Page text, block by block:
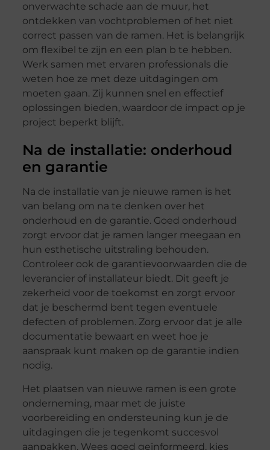
onverwachte schade aan de muur, het
ontdekken van vochtproblemen of het niet
correct passen van de ramen. Het is belangrijk
om flexibel te zijn en een plan b te hebben.
Werk samen met ervaren professionals die
weten hoe ze met deze uitdagingen om
moeten gaan. Zij kunnen snel en effectief
oplossingen bieden, waardoor de impact op je
project beperkt blijft.
Na de installatie: onderhoud
en garantie
Na de installatie van je nieuwe ramen is het
van belang om na te denken over het
onderhoud en de garantie. Goed onderhoud
zorgt ervoor dat je ramen langer meegaan en
hun esthetische uitstraling behouden.
Controleer ook de garantievoorwaarden die de
leverancier of installateur biedt. Dit geeft je
zekerheid voor de toekomst en zorgt ervoor
dat je beschermd bent tegen eventuele
defecten of problemen. Zorg ervoor dat je alle
documentatie bewaart en weet hoe je
aanspraak kunt maken op de garantie indien
nodig.
Het plaatsen van nieuwe ramen is een grote
onderneming, maar met de juiste
voorbereiding en ondersteuning kun je de
uitdagingen die je tegenkomt succesvol
aanpakken. Wees goed geïnformeerd, kies